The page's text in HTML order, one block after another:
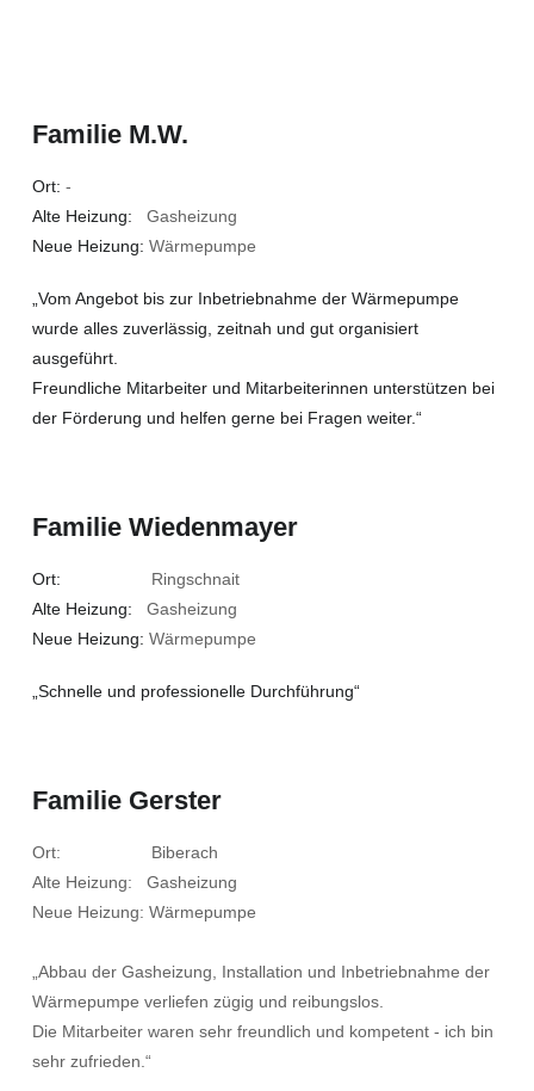
Familie M.W.
Ort: -
Alte Heizung: Gasheizung
Neue Heizung: Wärmepumpe
„Vom Angebot bis zur Inbetriebnahme der Wärmepumpe
wurde alles zuverlässig, zeitnah und gut organisiert
ausgeführt.
Freundliche Mitarbeiter und Mitarbeiterinnen unterstützen bei
der Förderung und helfen gerne bei Fragen weiter.“
Familie Wiedenmayer
Ort: Ringschnait
Alte Heizung: Gasheizung
Neue Heizung: Wärmepumpe
„Schnelle und professionelle Durchführung“
Familie Gerster
Ort: Biberach
Alte Heizung: Gasheizung
Neue Heizung: Wärmepumpe
„Abbau der Gasheizung, Installation und Inbetriebnahme der
Wärmepumpe verliefen zügig und reibungslos.
Die Mitarbeiter waren sehr freundlich und kompetent - ich bin
sehr zufrieden.“